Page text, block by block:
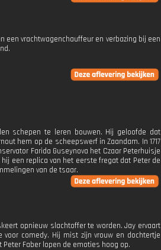
een vrachtwagenchauffeur en verbazing bij een
schepen te leren bouwen. Hij geloofde dat
hem op de scheepswerf in Zaandam. In 1717
Farida Guseynova het Czaar Peterhuisje
een replica van het eerste fregat dat Peter de
van de tsaar.
opnieuw slachtoffer te worden. Jay ervaart
comedy. Hij mist zijn vrouw en dochtertje
Faber lopen de emoties hoog op.